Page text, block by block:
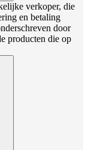
verkoper, die
en betaling
door
producten die op